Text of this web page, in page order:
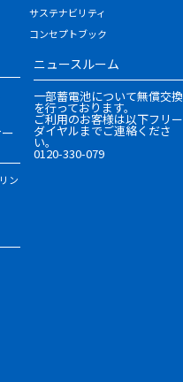
ン
サステナビリティ
コンセプトブック
ニュースルーム
一部蓄電池について無償交換
を行っております。
ご利用のお客様は以下フリー
ダイヤルまでご連絡くださ
い。
0120-330-079